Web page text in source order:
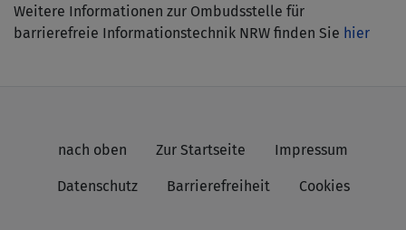
Weitere Informationen zur Ombudsstelle für
barrierefreie Informationstechnik NRW finden Sie hier
nach oben Zur Startseite Impressum
Datenschutz Barrierefreiheit Cookies